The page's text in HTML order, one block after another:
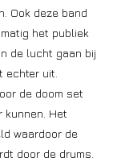
Ook deze band
het publiek
de lucht gaan bij
uit.
de doom set
kunnen. Het
waardoor de
door de drums.